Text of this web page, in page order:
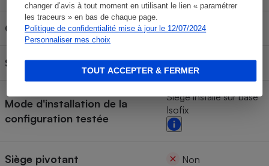
changer d’avis à tout moment en utilisant le lien « paramétrer
les traceurs » en bas de chaque page.
Politique de confidentialité mise à jour le 12/07/2024
Personnaliser mes choix
TOUT ACCEPTER & FERMER
Groupe ou équivalent Groupe 0
Siège homologué pour Enfant de 40 à 75 cm
Mode d'installation de la
configuration testée
Siège installé sur base
Isofix
Siège pivotant Non